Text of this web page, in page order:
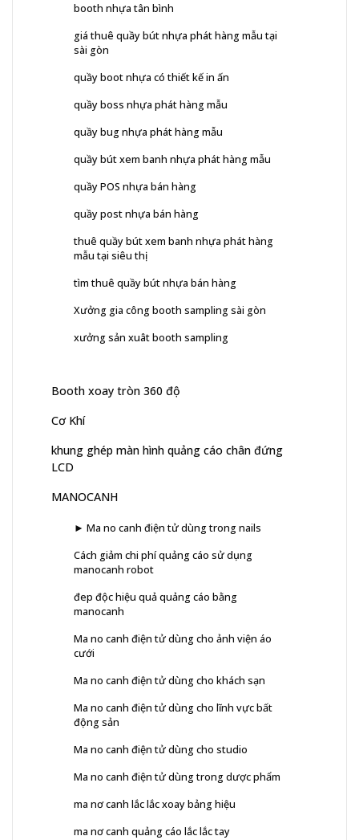
booth nhựa tân bình
giá thuê quầy bút nhựa phát hàng mẫu tại
sài gòn
quầy boot nhựa có thiết kế in ấn
quầy boss nhựa phát hàng mẫu
quầy bug nhựa phát hàng mẫu
quầy bút xem banh nhựa phát hàng mẫu
quầy POS nhựa bán hàng
quầy post nhựa bán hàng
thuê quầy bút xem banh nhựa phát hàng
mẫu tại siêu thị
tìm thuê quầy bút nhựa bán hàng
Xưởng gia công booth sampling sài gòn
xưởng sản xuât booth sampling
Booth xoay tròn 360 độ
Cơ Khí
khung ghép màn hình quảng cáo chân đứng
LCD
MANOCANH
► Ma no canh điện tử dùng trong nails
Cách giảm chi phí quảng cáo sử dụng
manocanh robot
đep độc hiệu quả quảng cáo bằng
manocanh
Ma no canh điện tử dùng cho ảnh viện áo
cưới
Ma no canh điện tử dùng cho khách sạn
Ma no canh điện tử dùng cho lĩnh vực bất
động sản
Ma no canh điện tử dùng cho studio
Ma no canh điện tử dùng trong dược phẩm
ma nơ canh lắc lắc xoay bảng hiệu
ma nơ canh quảng cáo lắc lắc tay